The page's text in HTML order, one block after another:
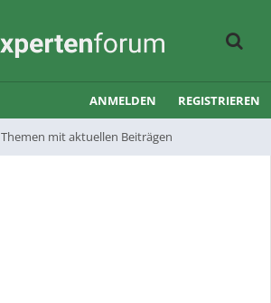
Themen mit aktuellen Beiträgen
ANMELDEN REGISTRIEREN